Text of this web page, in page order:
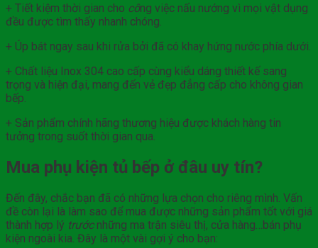
+ Tiết kiệm thời gian cho công việc nấu nướng vì mọi vật dụng
đều được tìm thấy nhanh chóng.
+ Úp bát ngay sau khi rửa bởi đã có khay hứng nước phía dưới.
+ Chất liệu Inox 304 cao cấp cùng kiểu dáng thiết kế sang
trọng và hiện đại, mang đến vẻ đẹp đẳng cấp cho không gian
bếp.
+ Sản phẩm chính hãng thương hiệu được khách hàng tin
tưởng trong suốt thời gian qua.
Mua phụ kiện tủ bếp ở đâu uy tín?
Đến đây, chắc bạn đã có những lựa chọn cho riêng mình. Vấn
đề còn lại là làm sao để mua được những sản phẩm tốt với giá
thành hợp lý trước những ma trận siêu thị, cửa hàng…bán phụ
kiện ngoài kia. Đây là một vài gợi ý cho bạn: